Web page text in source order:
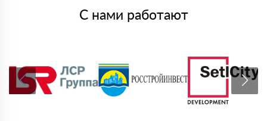
С нами работают